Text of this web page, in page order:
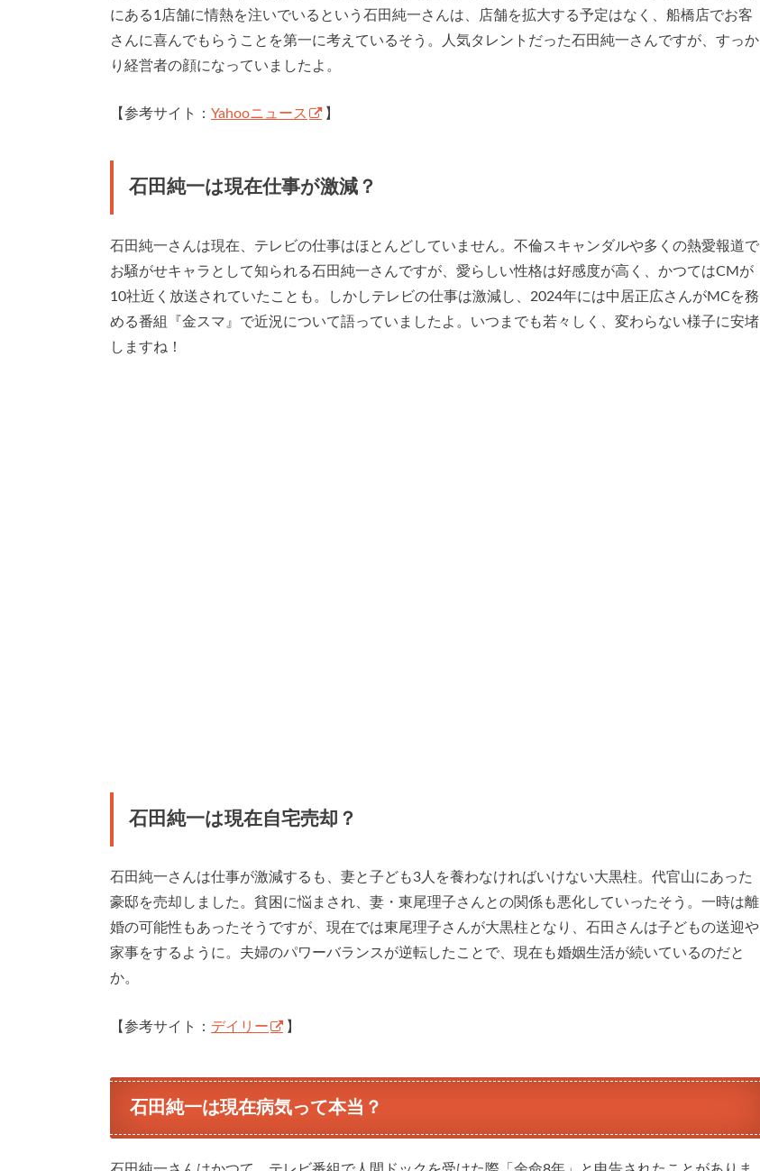
にある1店舗に情熱を注いでいるという石田純一さんは、店舗を拡大する予定はなく、船橋店でお客
さんに喜んでもらうことを第一に考えているそう。人気タレントだった石田純一さんですが、すっか
り経営者の顔になっていましたよ。
【参考サイト： Yahooニュース 】
石田純一は現在仕事が激減？
石田純一さんは現在、テレビの仕事はほとんどしていません。不倫スキャンダルや多くの熱愛報道で
お騒がせキャラとして知られる石田純一さんですが、愛らしい性格は好感度が高く、かつてはCMが
10社近く放送されていたことも。しかしテレビの仕事は激減し、2024年には中居正広さんがMCを務
める番組『金スマ』で近況について語っていましたよ。いつまでも若々しく、変わらない様子に安堵
しますね！
石田純一は現在自宅売却？
石田純一さんは仕事が激減するも、妻と子ども3人を養わなければいけない大黒柱。代官山にあった
豪邸を売却しました。貧困に悩まされ、妻・東尾理子さんとの関係も悪化していったそう。一時は離
婚の可能性もあったそうですが、現在では東尾理子さんが大黒柱となり、石田さんは子どもの送迎や
家事をするように。夫婦のパワーバランスが逆転したことで、現在も婚姻生活が続いているのだと
か。
【参考サイト： デイリー 】
石田純一は現在病気って本当？